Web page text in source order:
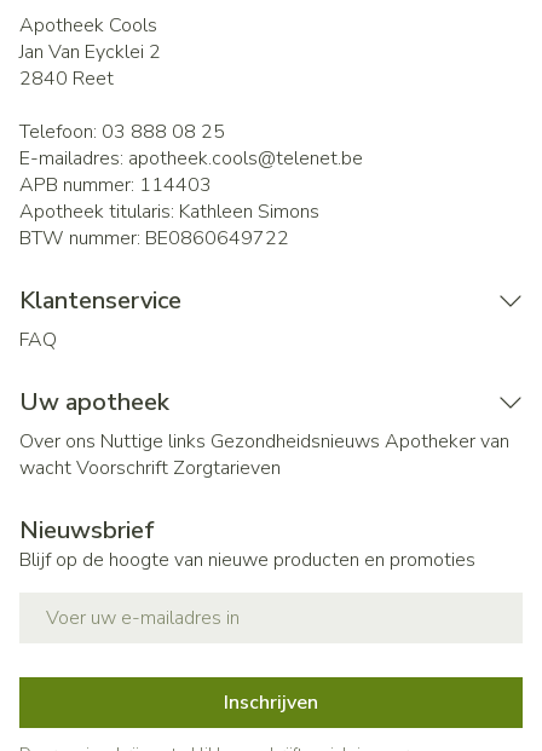
Apotheek Cools
Jan Van Eycklei 2
2840 Reet
Telefoon: 03 888 08 25
E-mailadres: apotheek.cools@telenet.be
APB nummer: 114403
Apotheek titularis: Kathleen Simons
BTW nummer: BE0860649722
Klantenservice
FAQ
Uw apotheek
Over ons Nuttige links Gezondheidsnieuws Apotheker van
wachtVoorschrift Zorgtarieven
Nieuwsbrief
Blijf op de hoogte van nieuwe producten en promoties
Inschrijven